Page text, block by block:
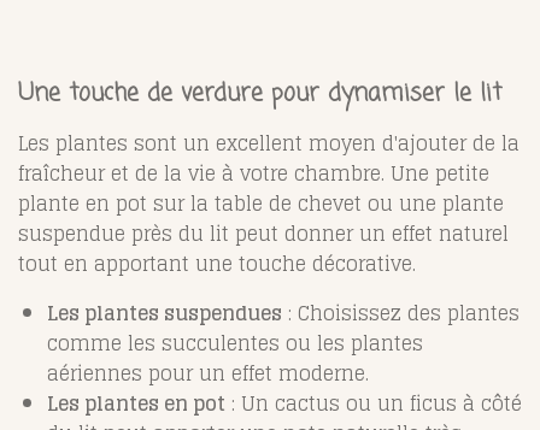
Une touche de verdure pour dynamiser le lit
Les plantes sont un excellent moyen d'ajouter de la
fraîcheur et de la vie à votre chambre. Une petite
plante en pot sur la table de chevet ou une plante
suspendue près du lit peut donner un effet naturel
tout en apportant une touche décorative.
Les plantes suspendues : Choisissez des plantes
comme les succulentes ou les plantes
aériennes pour un effet moderne.
Les plantes en pot : Un cactus ou un ficus à côté